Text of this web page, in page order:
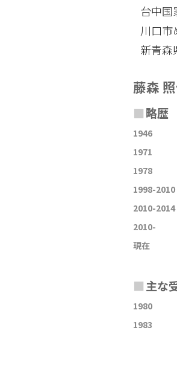
台中国
川口市
新青森
藤森
■略歴
1946
1971
1978
1998-2010
2010-2014
2010-
現在
■主な
1980
1983